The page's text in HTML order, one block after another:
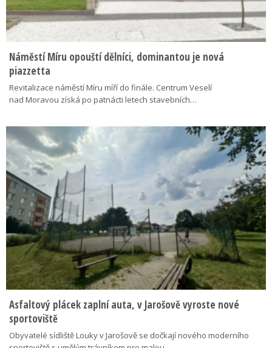
Náměstí Míru opouští dělníci, dominantou je nová
piazzetta
Revitalizace náměstí Míru míří do finále. Centrum Veselí
nad Moravou získá po patnácti letech stavebních…
Asfaltový plácek zaplní auta, v Jarošově vyroste nové
sportoviště
Obyvatelé sídliště Louky v Jarošově se dočkají nového moderního